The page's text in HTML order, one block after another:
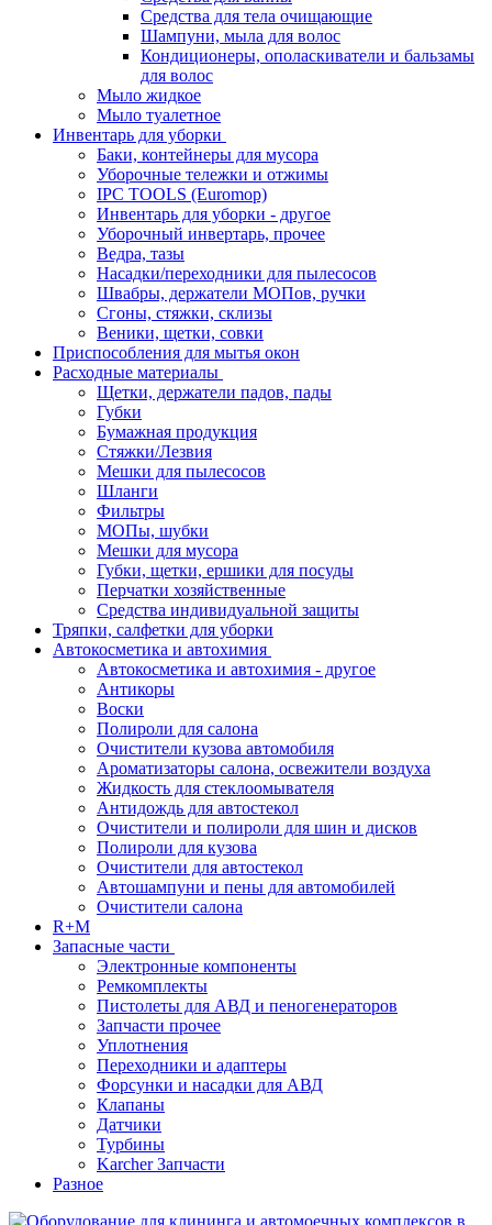
Средства для тела очищающие
Шампуни, мыла для волос
Кондиционеры, ополаскиватели и бальзамы
для волос
Мыло жидкое
Мыло туалетное
Инвентарь для уборки
Баки, контейнеры для мусора
Уборочные тележки и отжимы
IPC TOOLS (Euromop)
Инвентарь для уборки - другое
Уборочный инвертарь, прочее
Ведра, тазы
Насадки/переходники для пылесосов
Швабры, держатели МОПов, ручки
Сгоны, стяжки, склизы
Веники, щетки, совки
Приспособления для мытья окон
Расходные материалы
Щетки, держатели падов, пады
Губки
Бумажная продукция
Стяжки/Лезвия
Мешки для пылесосов
Шланги
Фильтры
МОПы, шубки
Мешки для мусора
Губки, щетки, ершики для посуды
Перчатки хозяйственные
Средства индивидуальной защиты
Тряпки, салфетки для уборки
Автокосметика и автохимия
Автокосметика и автохимия - другое
Антикоры
Воски
Полироли для салона
Очистители кузова автомобиля
Ароматизаторы салона, освежители воздуха
Жидкость для стеклоомывателя
Антидождь для автостекол
Очистители и полироли для шин и дисков
Полироли для кузова
Очистители для автостекол
Автошампуни и пены для автомобилей
Очистители салона
R+M
Запасные части
Электронные компоненты
Ремкомплекты
Пистолеты для АВД и пеногенераторов
Запчасти прочее
Уплотнения
Переходники и адаптеры
Форсунки и насадки для АВД
Клапаны
Датчики
Турбины
Karcher Запчасти
Разное